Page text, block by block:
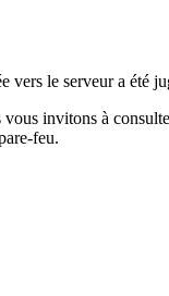
vers le serveur a été
invitons à
feu.